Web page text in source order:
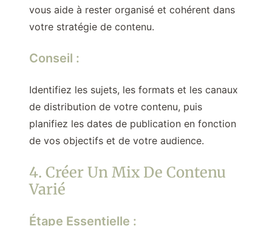
vous aide à rester organisé et cohérent dans
votre stratégie de contenu.
Conseil :
Identifiez les sujets, les formats et les canaux
de distribution de votre contenu, puis
planifiez les dates de publication en fonction
de vos objectifs et de votre audience.
4. Créer Un Mix De Contenu
Varié
Étape Essentielle :